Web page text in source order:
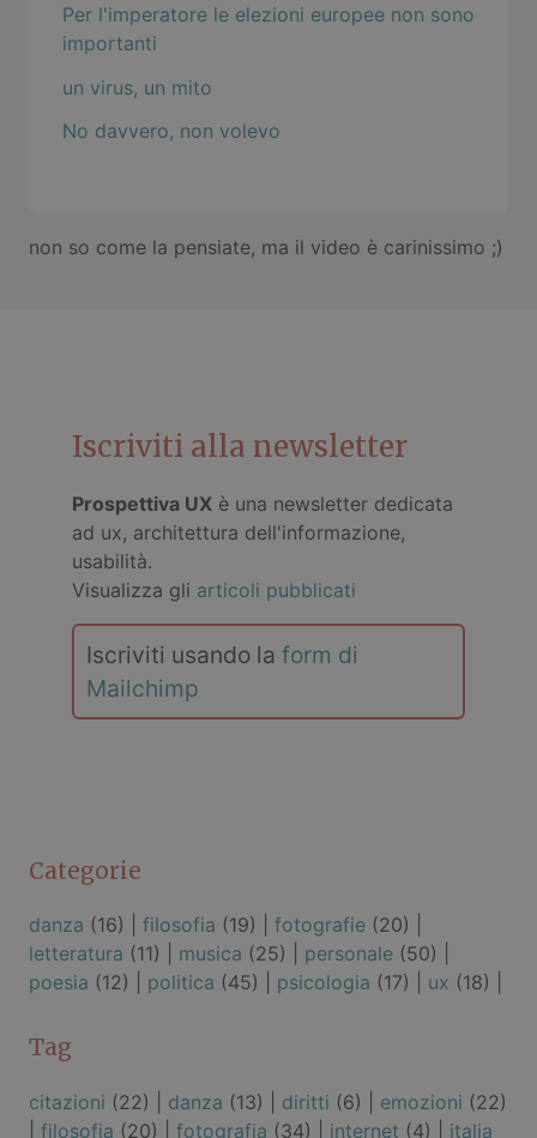
Per l'imperatore le elezioni europee non sono
importanti
un virus, un mito
No davvero, non volevo
non so come la pensiate, ma il video è carinissimo ;)
Iscriviti alla newsletter
Prospettiva UX è una newsletter dedicata
ad ux, architettura dell'informazione,
usabilità.
Visualizza gli articoli pubblicati
Iscriviti usando la form di
Mailchimp
Categorie
danza (16) | filosofia (19) | fotografie (20) |
letteratura (11) | musica (25) | personale (50) |
poesia (12) | politica (45) | psicologia (17) | ux (18) |
Tag
citazioni (22) | danza (13) | diritti (6) | emozioni (22)
filosofia (20) | fotografia (34) | internet (4) | italia